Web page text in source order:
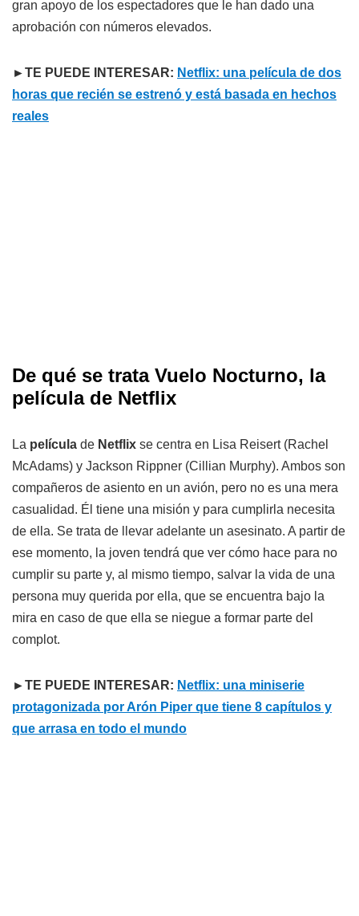
gran apoyo de los espectadores que le han dado una
aprobación con números elevados.
►TE PUEDE INTERESAR: Netflix: una película de dos
horas que recién se estrenó y está basada en hechos
reales
De qué se trata Vuelo Nocturno, la
película de Netflix
La película de Netflix se centra en Lisa Reisert (Rachel
McAdams) y Jackson Rippner (Cillian Murphy). Ambos son
compañeros de asiento en un avión, pero no es una mera
casualidad. Él tiene una misión y para cumplirla necesita
de ella. Se trata de llevar adelante un asesinato. A partir de
ese momento, la joven tendrá que ver cómo hace para no
cumplir su parte y, al mismo tiempo, salvar la vida de una
persona muy querida por ella, que se encuentra bajo la
mira en caso de que ella se niegue a formar parte del
complot.
►TE PUEDE INTERESAR: Netflix: una miniserie
protagonizada por Arón Piper que tiene 8 capítulos y
que arrasa en todo el mundo